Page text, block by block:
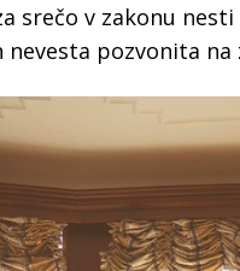
srečo v zakonu
nevesta pozvonita